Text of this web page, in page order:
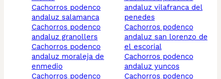
cachorros podenco
andaluz salamanca
cachorros podenco
andaluz granollers
cachorros podenco
andaluz moraleja de
enmedio
cachorros podenco
andaluz vilafranca del
penedes
cachorros podenco
andaluz san lorenzo de
el escorial
cachorros podenco
andaluz yuncos
cachorros podenco